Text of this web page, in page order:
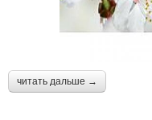
читать дальше →